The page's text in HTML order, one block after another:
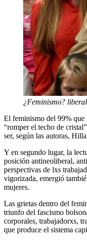
¿Feminismo?
El feminismo del 99% que
“romper el techo de
ser, según las autoras,
Y en segundo lugar, la
posición antineoliberal,
perspectivas de lxs
vigorizada, emergió
mujeres.
Las grietas dentro del
triunfo del fascismo
corporales, trabajadorxs,
que produce el sistema